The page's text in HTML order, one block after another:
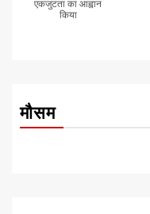
एकजुटता का आह्वान
किया
मौसम